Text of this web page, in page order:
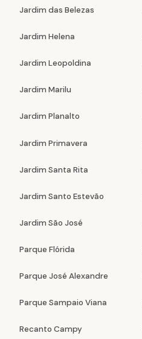
Jardim das Belezas
Jardim Helena
Jardim Leopoldina
Jardim Marilu
Jardim Planalto
Jardim Primavera
Jardim Santa Rita
Jardim Santo Estevão
Jardim São José
Parque Flórida
Parque José Alexandre
Parque Sampaio Viana
Recanto Campy